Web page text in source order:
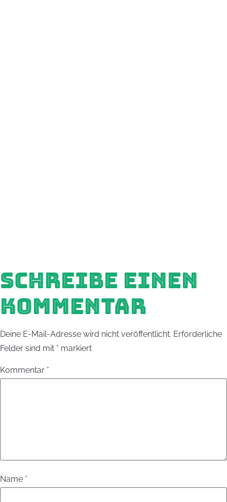
SCHREIBE EINEN
KOMMENTAR
Deine E-Mail-Adresse wird nicht veröffentlicht. Erforderliche
Felder sind mit * markiert
Kommentar *
Name *